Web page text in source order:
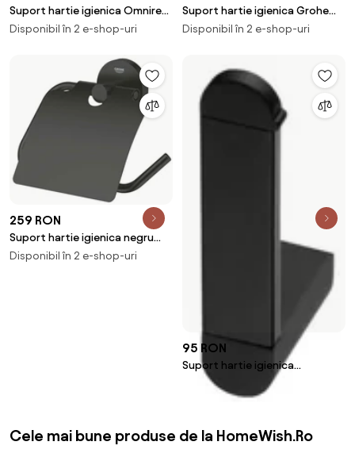
Suport hartie igienica Omnires
Modern Project nichel
Disponibil în 2 e-shop-uri
Suport hartie igienica Grohe
Selection antracit periat Hard
Disponibil în 2 e-shop-uri
259 RON
Suport hartie igienica negru
mat cu aparatoare Grohe
Disponibil în 2 e-shop-uri
95 RON
Suport hartie igienica
suplimentara negru Bisk Futura
Cele mai bune produse de la HomeWish.Ro